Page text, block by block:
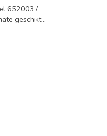
652003 /
geschikt